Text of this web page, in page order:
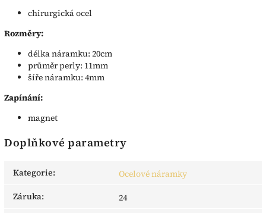
chirurgická ocel
Rozměry:
délka náramku: 20cm
průměr perly: 11mm
šíře náramku: 4mm
Zapínání:
magnet
Doplňkové parametry
Kategorie:
Ocelové náramky
Záruka:
24